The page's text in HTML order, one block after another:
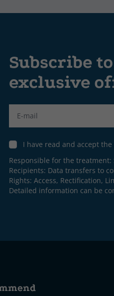
Subscribe
exclusive
I have read and accept
Responsible for the treatment:
Recipients: Data transfers to
Rights: Access, Rectification,
Detailed information can be